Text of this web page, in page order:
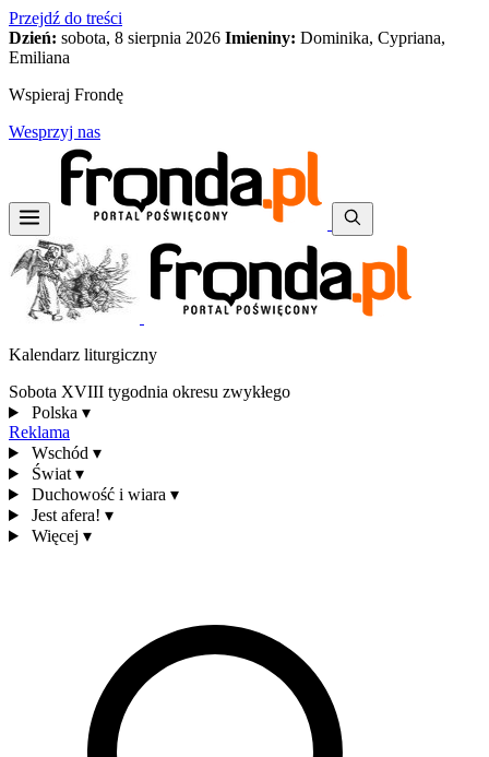
Przejdź do treści
Dzień: sobota, 8 sierpnia 2026 Imieniny: Dominika, Cypriana,
Emiliana
Wspieraj Frondę
Wesprzyj nas
Kalendarz liturgiczny
Sobota XVIII tygodnia okresu zwykłego
Polska ▾
Reklama
Wschód ▾
Świat ▾
Duchowość i wiara ▾
Jest afera! ▾
Więcej ▾